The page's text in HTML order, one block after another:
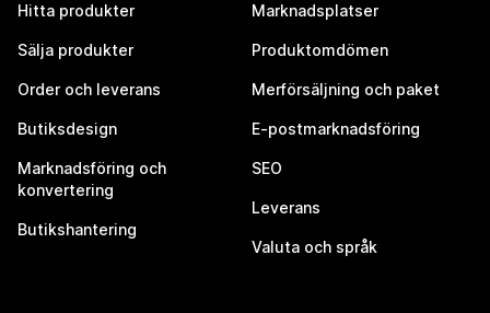
Hitta produkter
Sälja produkter
Order och leverans
Butiksdesign
Marknadsföring och
konvertering
Butikshantering
Marknadsplatser
Produktomdömen
Merförsäljning och paket
E-postmarknadsföring
SEO
Leverans
Valuta och språk